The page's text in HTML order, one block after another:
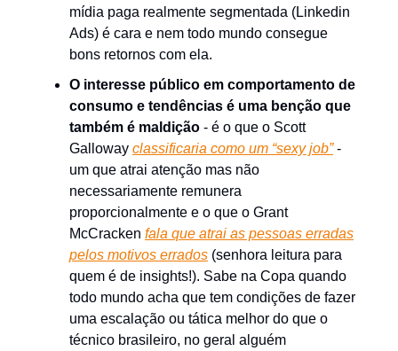
mídia paga realmente segmentada (Linkedin
Ads) é cara e nem todo mundo consegue
bons retornos com ela.
O interesse público em comportamento de
consumo e tendências é uma benção que
também é maldição - é o que o Scott
Galloway classificaria como um “sexy job”-
um que atrai atenção mas não
necessariamente remunera
proporcionalmente e o que o Grant
McCracken fala que atrai as pessoas erradas
pelos motivos errados (senhora leitura para
quem é de insights!). Sabe na Copa quando
todo mundo acha que tem condições de fazer
uma escalação ou tática melhor do que o
técnico brasileiro, no geral alguém